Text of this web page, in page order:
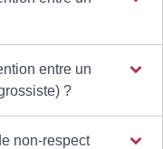
entre un
?
non-respect